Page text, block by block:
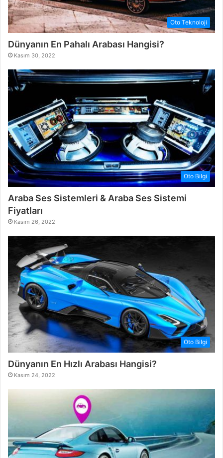
Oto Teknoloji
Dünyanın En Pahalı Arabası Hangisi?
Kasım 30, 2022
Oto Bilgi
Araba Ses Sistemleri & Araba Ses Sistemi
Fiyatları
Kasım 26, 2022
Oto Bilgi
Dünyanın En Hızlı Arabası Hangisi?
Kasım 24, 2022